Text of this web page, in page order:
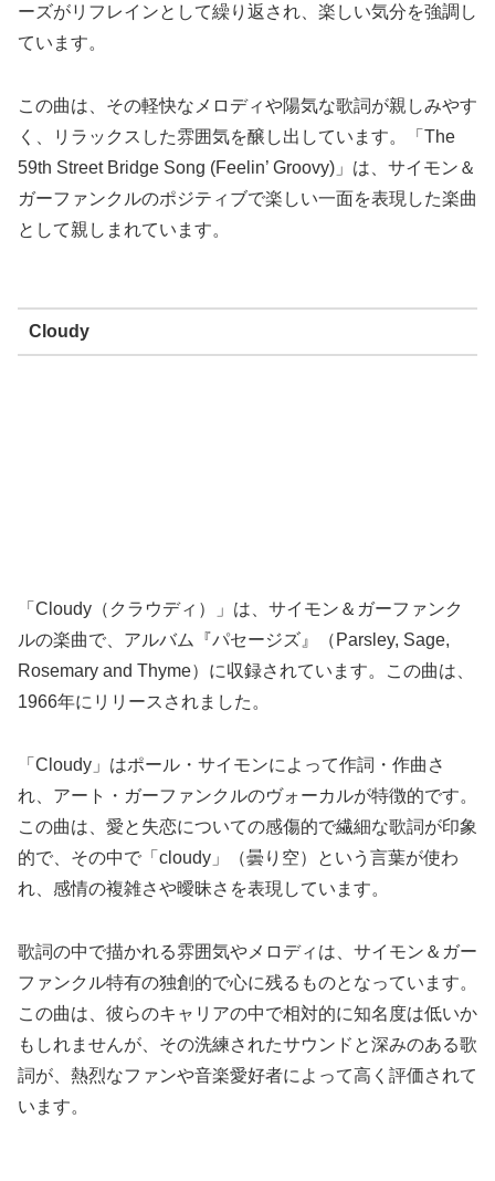
ーズがリフレインとして繰り返され、楽しい気分を強調し
ています。
この曲は、その軽快なメロディや陽気な歌詞が親しみやす
く、リラックスした雰囲気を醸し出しています。「The
59th Street Bridge Song (Feelin’ Groovy)」は、サイモン＆
ガーファンクルのポジティブで楽しい一面を表現した楽曲
として親しまれています。
Cloudy
「Cloudy（クラウディ）」は、サイモン＆ガーファンク
ルの楽曲で、アルバム『パセージズ』（Parsley, Sage,
Rosemary and Thyme）に収録されています。この曲は、
1966年にリリースされました。
「Cloudy」はポール・サイモンによって作詞・作曲さ
れ、アート・ガーファンクルのヴォーカルが特徴的です。
この曲は、愛と失恋についての感傷的で繊細な歌詞が印象
的で、その中で「cloudy」（曇り空）という言葉が使わ
れ、感情の複雑さや曖昧さを表現しています。
歌詞の中で描かれる雰囲気やメロディは、サイモン＆ガー
ファンクル特有の独創的で心に残るものとなっています。
この曲は、彼らのキャリアの中で相対的に知名度は低いか
もしれませんが、その洗練されたサウンドと深みのある歌
詞が、熱烈なファンや音楽愛好者によって高く評価されて
います。